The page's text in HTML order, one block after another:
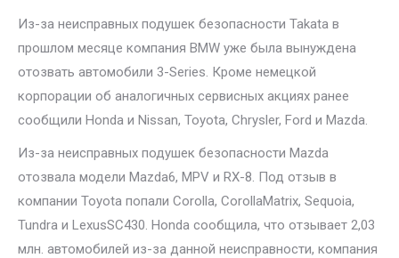
Из-за неисправных подушек безопасности Takata в
прошлом месяце компания BMW уже была вынуждена
отозвать автомобили 3-Series. Кроме немецкой
корпорации об аналогичных сервисных акциях ранее
сообщили Honda и Nissan, Toyota, Chrysler, Ford и Mazda.
Из-за неисправных подушек безопасности Mazda
отозвала модели Mazda6, MPV и RX-8. Под отзыв в
компании Toyota попали Corolla, CorollaMatrix, Sequoia,
Tundra и LexusSC430. Нonda сообщила, что отзывает 2,03
млн. автомобилей из-за данной неисправности, компания